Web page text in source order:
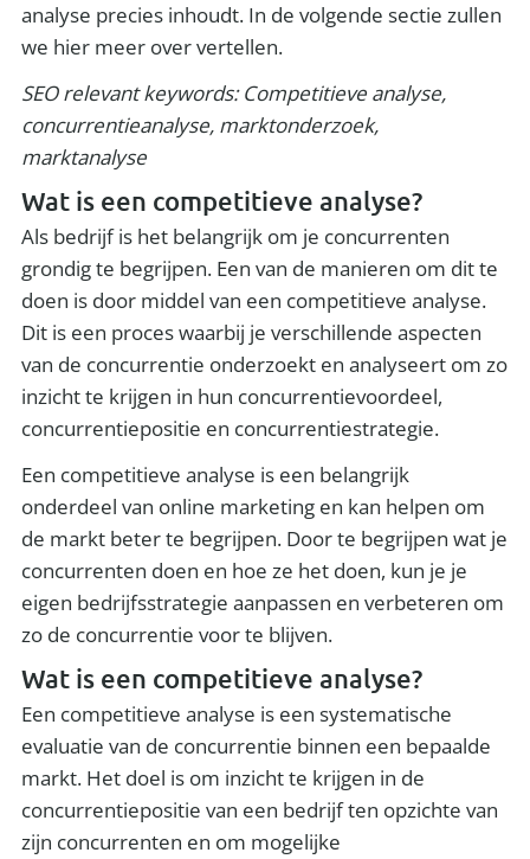
analyse precies inhoudt. In de volgende sectie zullen
we hier meer over vertellen.
SEO relevant keywords: Competitieve analyse,
concurrentieanalyse, marktonderzoek,
marktanalyse
Wat is een competitieve analyse?
Als bedrijf is het belangrijk om je concurrenten
grondig te begrijpen. Een van de manieren om dit te
doen is door middel van een competitieve analyse.
Dit is een proces waarbij je verschillende aspecten
van de concurrentie onderzoekt en analyseert om zo
inzicht te krijgen in hun concurrentievoordeel,
concurrentiepositie en concurrentiestrategie.
Een competitieve analyse is een belangrijk
onderdeel van online marketing en kan helpen om
de markt beter te begrijpen. Door te begrijpen wat je
concurrenten doen en hoe ze het doen, kun je je
eigen bedrijfsstrategie aanpassen en verbeteren om
zo de concurrentie voor te blijven.
Wat is een competitieve analyse?
Een competitieve analyse is een systematische
evaluatie van de concurrentie binnen een bepaalde
markt. Het doel is om inzicht te krijgen in de
concurrentiepositie van een bedrijf ten opzichte van
zijn concurrenten en om mogelijke